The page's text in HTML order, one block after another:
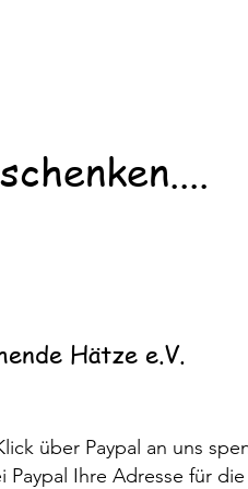
Hätze e.V.
über Paypal an uns
Paypal Ihre Adresse für die